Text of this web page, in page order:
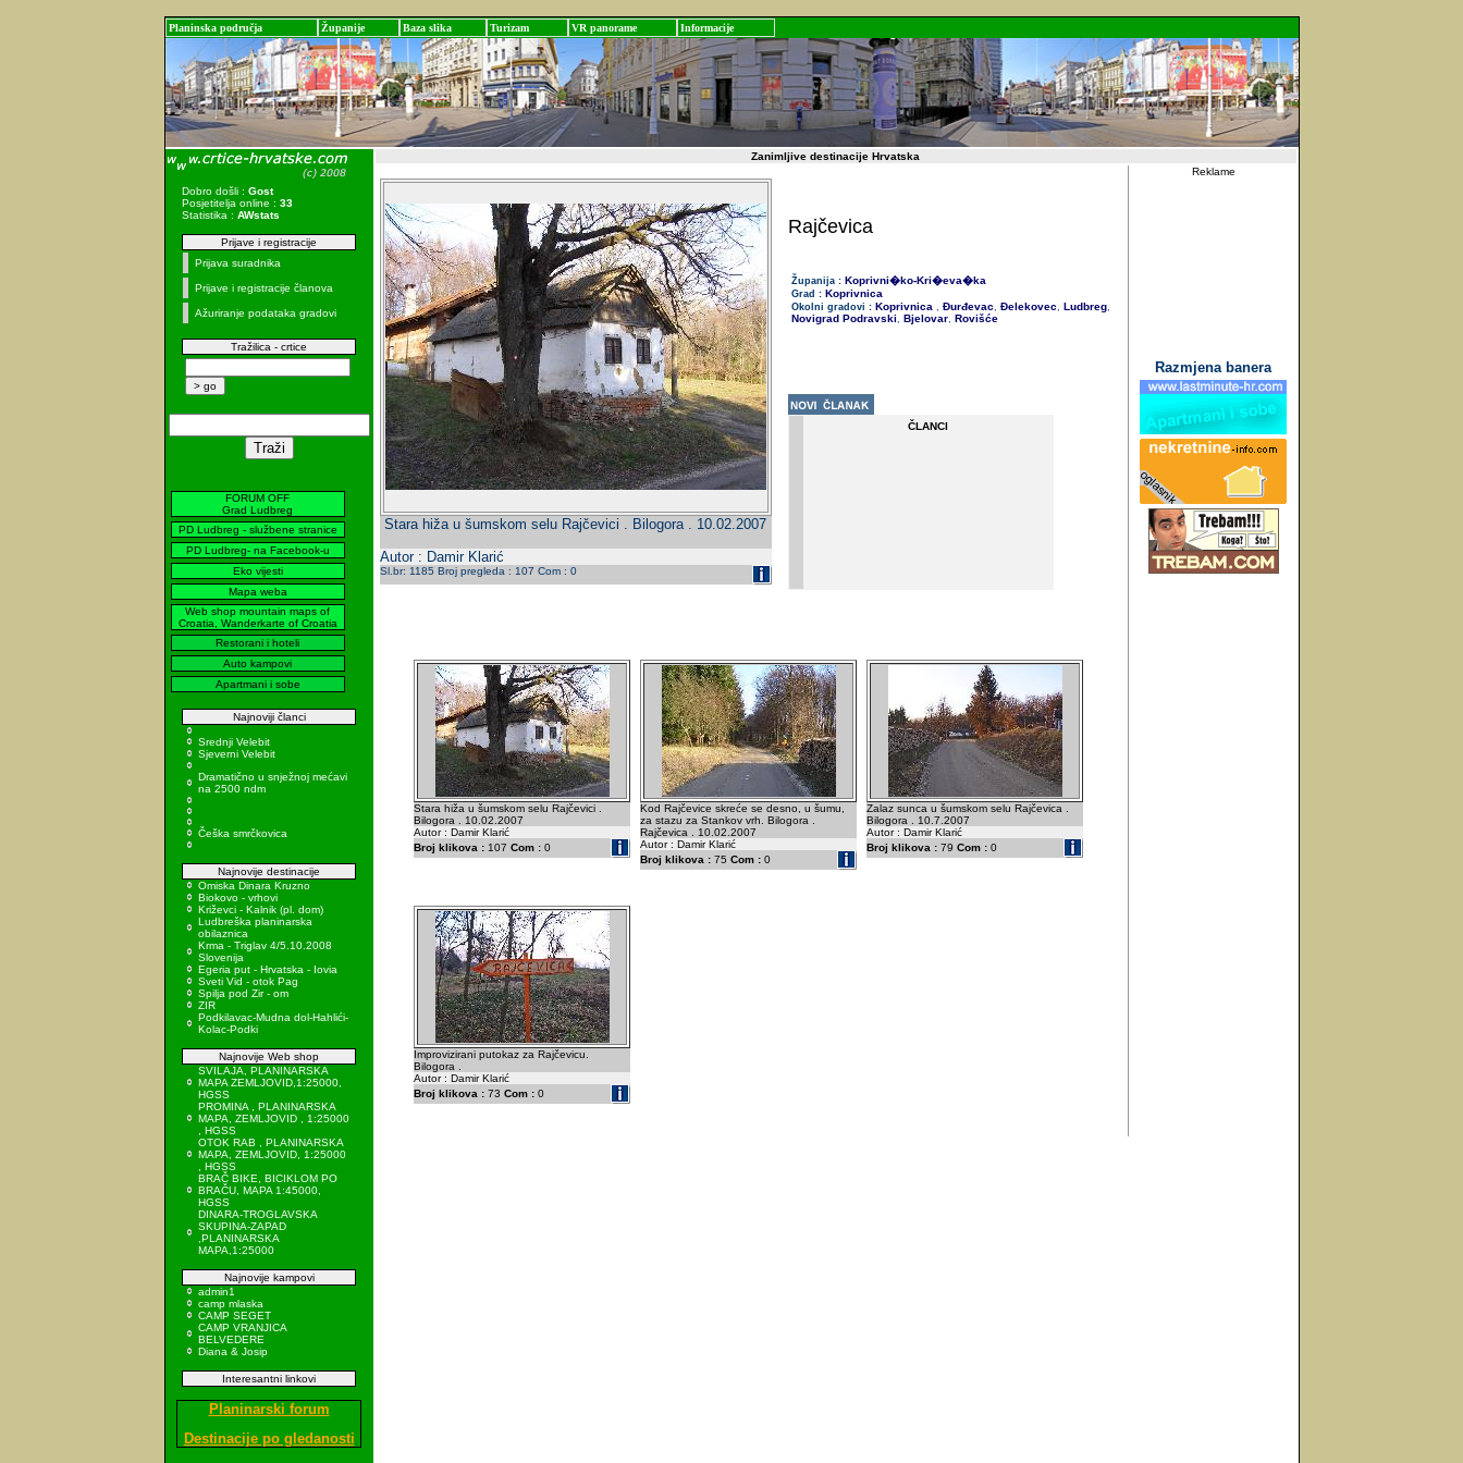
Planinska područja Županije Baza slika Turizam VR panorame Informacije
Dobro došli : Gost
Posjetitelja online : 33
Statistika : AWstats
Prijave i registracije
Prijava suradnika
Prijave i registracije članova
Ažuriranje podataka gradovi
Tražilica - crtice
FORUM OFF
Grad Ludbreg
PD Ludbreg - službene stranice
PD Ludbreg- na Facebook-u
Eko vijesti
Mapa weba
Web shop mountain maps of
Croatia, Wanderkarte of Croatia
Restorani i hoteli
Auto kampovi
Apartmani i sobe
Najnoviji članci
Srednji Velebit
Sjeverni Velebit
Dramatično u snježnoj mećavi
na 2500 ndm
Češka smrčkovica
Najnovije destinacije
Omiska Dinara Kruzno
Biokovo - vrhovi
Križevci - Kalnik (pl. dom)
Ludbreška planinarska
obilaznica
Krma - Triglav 4/5.10.2008
Slovenija
Egeria put - Hrvatska - Iovia
Sveti Vid - otok Pag
Spilja pod Zir - om
ZIR
Podkilavac-Mudna dol-Hahlići-
Kolac-Podki
Najnovije Web shop
SVILAJA, PLANINARSKA
MAPA ZEMLJOVID,1:25000,
HGSS
PROMINA , PLANINARSKA
MAPA, ZEMLJOVID , 1:25000
, HGSS
OTOK RAB , PLANINARSKA
MAPA, ZEMLJOVID, 1:25000
, HGSS
BRAČ BIKE, BICIKLOM PO
BRAČU, MAPA 1:45000,
HGSS
DINARA-TROGLAVSKA
SKUPINA-ZAPAD
,PLANINARSKA
MAPA,1:25000
Najnovije kampovi
admin1
camp mlaska
CAMP SEGET
CAMP VRANJICA
BELVEDERE
Diana & Josip
Interesantni linkovi
Planinarski forum
Destinacije po gledanosti
Zanimljive destinacije Hrvatska
Stara hiža u šumskom selu Rajčevici . Bilogora . 10.02.2007
Autor : Damir Klarić
Sl.br: 1185 Broj pregleda : 107 Com : 0
Rajčevica
Županija : Koprivni�ko-Kri�eva�ka
Grad : Koprivnica
Okolni gradovi : Koprivnica , Đurđevac, Đelekovec, Ludbreg,
Novigrad Podravski, Bjelovar, Rovišće
ČLANCI
Stara hiža u šumskom selu Rajčevici .
Bilogora . 10.02.2007
Autor : Damir Klarić
Broj klikova : 107 Com : 0
Kod Rajčevice skreće se desno, u šumu,
za stazu za Stankov vrh. Bilogora .
Rajčevica . 10.02.2007
Autor : Damir Klarić
Broj klikova : 75 Com : 0
Zalaz sunca u šumskom selu Rajčevica .
Bilogora . 10.7.2007
Autor : Damir Klarić
Broj klikova : 79 Com : 0
Improvizirani putokaz za Rajčevicu.
Bilogora .
Autor : Damir Klarić
Broj klikova : 73 Com : 0
Reklame
Razmjena banera